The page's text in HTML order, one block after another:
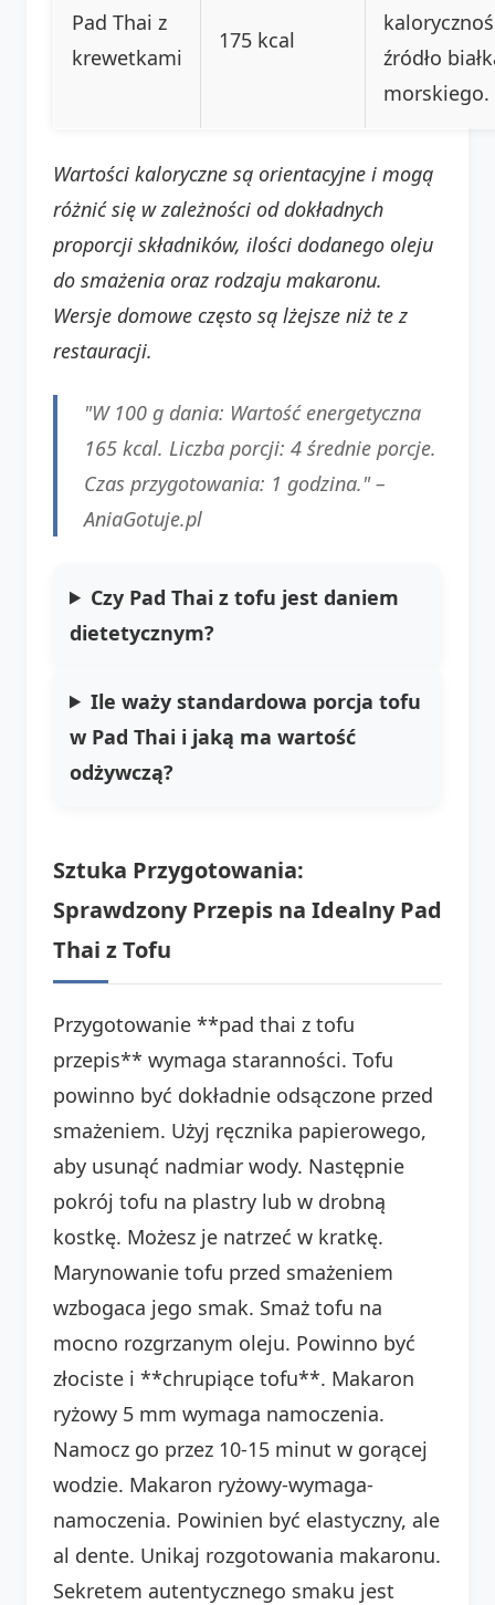
Pad Thai z
krewetkami
175 kcal
źródło
morskiego.
Wartości kaloryczne są orientacyjne i mogą
różnić się w zależności od dokładnych
proporcji składników, ilości dodanego oleju
do smażenia oraz rodzaju makaronu.
Wersje domowe często są lżejsze niż te z
restauracji.
"W 100 g dania: Wartość energetyczna
165 kcal. Liczba porcji: 4 średnie porcje.
Czas przygotowania: 1 godzina." –
AniaGotuje.pl
Czy Pad Thai z tofu jest daniem
dietetycznym?
Ile waży standardowa porcja tofu
w Pad Thai i jaką ma wartość
odżywczą?
Sztuka Przygotowania:
Sprawdzony Przepis na Idealny Pad
Thai z Tofu
Przygotowanie **pad thai z tofu
przepis** wymaga staranności. Tofu
powinno być dokładnie odsączone przed
smażeniem. Użyj ręcznika papierowego,
aby usunąć nadmiar wody. Następnie
pokrój tofu na plastry lub w drobną
kostkę. Możesz je natrzeć w kratkę.
Marynowanie tofu przed smażeniem
wzbogaca jego smak. Smaż tofu na
mocno rozgrzanym oleju. Powinno być
złociste i **chrupiące tofu**. Makaron
ryżowy 5 mm wymaga namoczenia.
Namocz go przez 10-15 minut w gorącej
wodzie. Makaron ryżowy-wymaga-
namoczenia. Powinien być elastyczny, ale
al dente. Unikaj rozgotowania makaronu.
Sekretem autentycznego smaku jest